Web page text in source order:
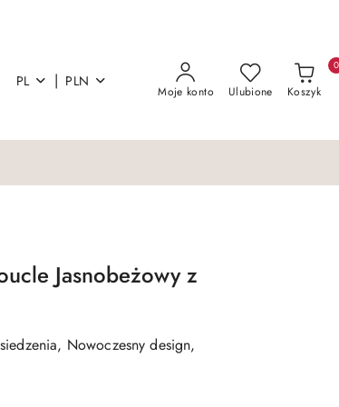
PL | PLN
Moje konto Ulubione Koszyk
0
Jasnobeżowy z
Nowoczesny design,